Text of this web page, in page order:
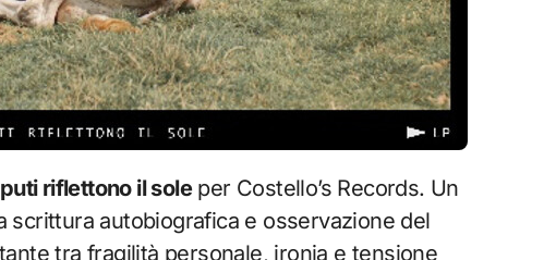
riflettono il soleper Costello’s Records. Un
autobiografica e osservazione del
tra fragilità personale, ironia e tensione